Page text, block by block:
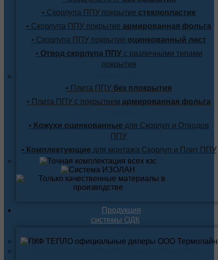
• Скорлупа ППУ покрытие стеклопластик
• Скорлупа ППУ покрытие армированная фольга
• Скорлупа ППУ покрытие оцинкованный лист
• Отвод скорлупа ППУс различными типами
покрытия
• Плита ППУ без плокрытия
• Плита ППУ с покрытием армированная фольга
• Кожухи оцинкованные для Скорлуп и Отводов
ППУ
• Комплектующие для монтажа Скорлуп и Плит ППУ
Продукция
системы ОДК